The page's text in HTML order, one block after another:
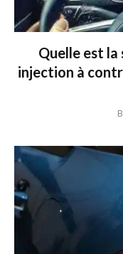
Quelle est
injection à